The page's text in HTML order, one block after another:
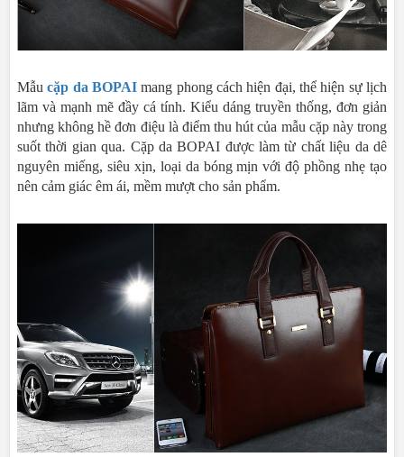
Mẫucặp da BOPAI mang phong cách hiện đại, thể hiện sự lịch
lãm và mạnh mẽ đầy cá tính. Kiểu dáng truyền thống, đơn giản
nhưng không hề đơn điệu là điểm thu hút của mẫu cặp này trong
suốt thời gian qua. Cặp da BOPAI được làm từ chất liệu da dê
nguyên miếng, siêu xịn, loại da bóng mịn với độ phồng nhẹ tạo
nên cảm giác êm ái, mềm mượt cho sản phẩm.